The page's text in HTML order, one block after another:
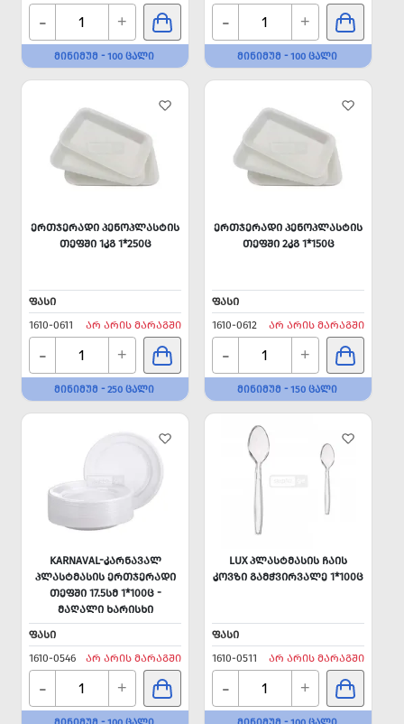
- +
ᲛᲘᲜᲘᲛᲣᲛ - 100 ᲪᲐᲚᲘ
- +
ᲛᲘᲜᲘᲛᲣᲛ - 100 ᲪᲐᲚᲘ
ᲔᲠᲗᲯᲔᲠᲐᲓᲘ ᲞᲔᲜᲝᲞᲚᲐᲡᲢᲘᲡ
ᲗᲔᲤᲨᲘ 1ᲙᲒ 1*250Ც
ᲤᲐᲡᲘ
1610-0611
ᲐᲠ ᲐᲠᲘᲡ ᲛᲐᲠᲐᲒᲨᲘ
- +
ᲛᲘᲜᲘᲛᲣᲛ - 250 ᲪᲐᲚᲘ
ᲔᲠᲗᲯᲔᲠᲐᲓᲘ ᲞᲔᲜᲝᲞᲚᲐᲡᲢᲘᲡ
ᲗᲔᲤᲨᲘ 2ᲙᲒ 1*150Ც
ᲤᲐᲡᲘ
1610-0612
ᲐᲠ ᲐᲠᲘᲡ ᲛᲐᲠᲐᲒᲨᲘ
- +
ᲛᲘᲜᲘᲛᲣᲛ - 150 ᲪᲐᲚᲘ
KARNAVAL-ᲙᲐᲠᲜᲐᲕᲐᲚ
ᲞᲚᲐᲡᲢᲛᲐᲡᲘᲡ ᲔᲠᲗᲯᲔᲠᲐᲓᲘ
ᲗᲔᲤᲨᲘ 17.5ᲡᲛ 1*100Ც -
ᲛᲐᲦᲐᲚᲘ ᲮᲐᲠᲘᲡᲮᲘ
ᲤᲐᲡᲘ
1610-0546
ᲐᲠ ᲐᲠᲘᲡ ᲛᲐᲠᲐᲒᲨᲘ
- +
LUX ᲞᲚᲐᲡᲢᲛᲐᲡᲘᲡ ᲩᲐᲘᲡ
ᲙᲝᲕᲖᲘ ᲒᲐᲛᲭᲕᲘᲠᲕᲐᲚᲔ 1*100Ც
ᲤᲐᲡᲘ
1610-0511
ᲐᲠ ᲐᲠᲘᲡ ᲛᲐᲠᲐᲒᲨᲘ
- +